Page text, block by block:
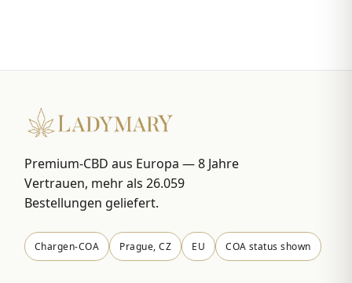
Premium-CBD aus Europa — 8 Jahre
Vertrauen, mehr als 26.059
Bestellungen geliefert.
Chargen-COA Prague, CZ EU COA status shown